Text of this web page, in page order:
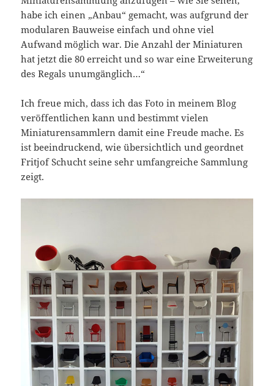
habe ich einen „Anbau“ gemacht, was aufgrund der
modularen Bauweise einfach und ohne viel
Aufwand möglich war. Die Anzahl der Miniaturen
hat jetzt die 80 erreicht und so war eine Erweiterung
des Regals unumgänglich…“
Ich freue mich, dass ich das Foto in meinem Blog
veröffentlichen kann und bestimmt vielen
Miniaturensammlern damit eine Freude mache. Es
ist beeindruckend, wie übersichtlich und geordnet
Fritjof Schucht seine sehr umfangreiche Sammlung
zeigt.